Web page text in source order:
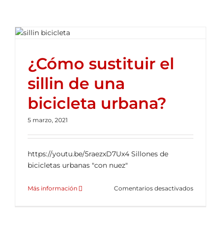
TIENDA ONLINE
ALQUILER DE BICICLETAS
BLOG
OPINIONES
¿Cómo sustituir el
sillin de una
bicicleta urbana?
5 marzo, 2021
https://youtu.be/5raezxD7Ux4 Sillones de
bicicletas urbanas "con nuez"
Más información Comentarios desactivadosen